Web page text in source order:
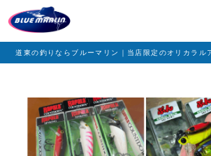
道東の釣りならブルーマリン｜当店限定のオリカラル